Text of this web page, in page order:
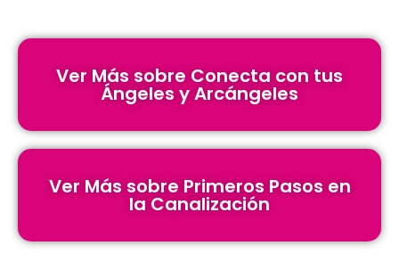
Ver Más sobre Conecta con tus
Ángeles y Arcángeles
Ver Más sobre Primeros Pasos en
la Canalización